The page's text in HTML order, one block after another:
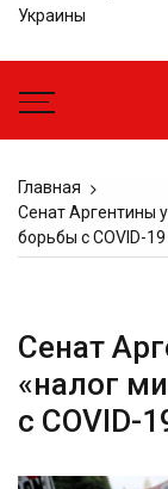
Украины
Главная
Сенат Аргентины
борьбы с COVID-19
Сенат
«налог
с COVID-